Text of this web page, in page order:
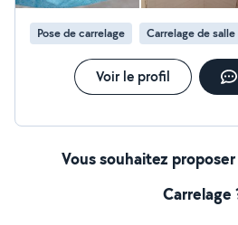
Pose de carrelage Carrelage de
Voir le profil
Vous souhaitez
Carrelage